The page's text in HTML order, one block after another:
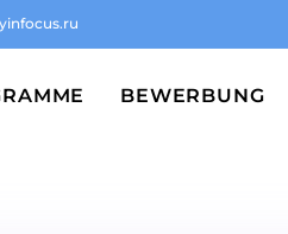
BEWERBUNG